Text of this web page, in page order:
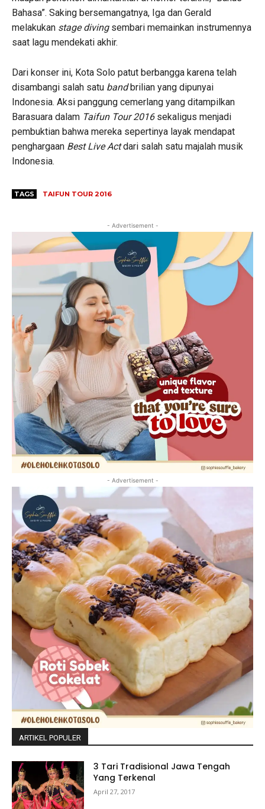
Bahasa”. Saking bersemangatnya, Iga dan Gerald
melakukan stage diving sembari memainkan instrumennya
saat lagu mendekati akhir.
Dari konser ini, Kota Solo patut berbangga karena telah
disambangi salah satu bandbrilian yang dipunyai
Indonesia. Aksi panggung cemerlang yang ditampilkan
Barasuara dalam Taifun Tour 2016 sekaligus menjadi
pembuktian bahwa mereka sepertinya layak mendapat
penghargaan Best Live Actdari salah satu majalah musik
Indonesia.
TAGS TAIFUN TOUR 2016
- Advertisement -
- Advertisement -
ARTIKEL POPULER
3 Tari Tradisional Jawa Tengah
Yang Terkenal
April 27, 2017